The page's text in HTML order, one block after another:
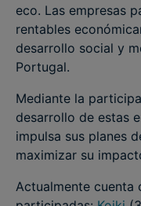
eco. Las empresas
rentables
desarrollo social y
Portugal.
Mediante la
desarrollo de estas
impulsa sus planes
maximizar su
Actualmente cuenta